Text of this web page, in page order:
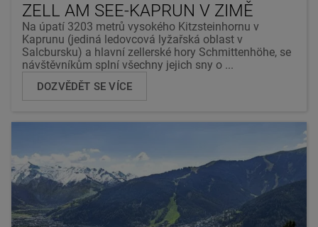
ZELL AM SEE-KAPRUN V ZIMĚ
Na úpatí 3203 metrů vysokého Kitzsteinhornu v
Kaprunu (jediná ledovcová lyžařská oblast v
Salcbursku) a hlavní zellerské hory Schmittenhöhe, se
návštěvníkům splní všechny jejich sny o ...
DOZVĚDĚT SE VÍCE